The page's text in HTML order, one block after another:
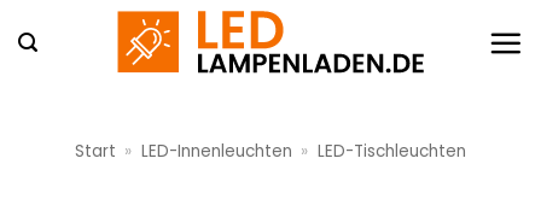
Inhalt
Start » LED-Innenleuchten » LED-Tischleuchten